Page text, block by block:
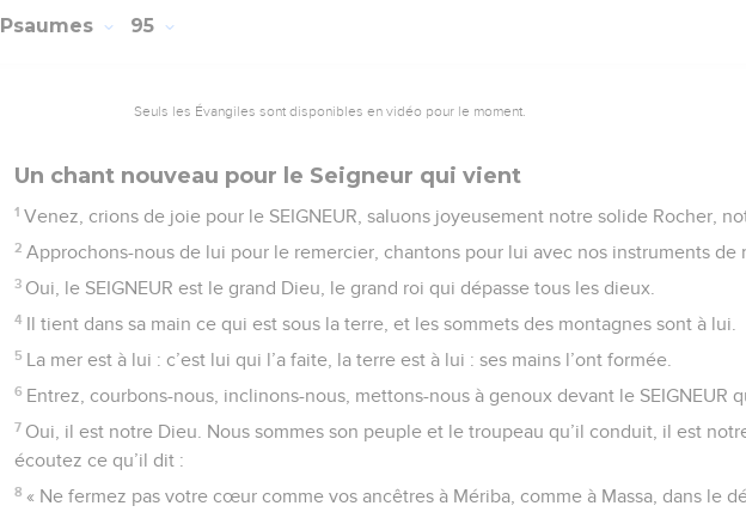
Psaumes 95
Seuls les Évangiles sont disponibles en vidéo pour le moment.
Un chant nouveau pour le Seigneur qui vient
1 Venez, crions de joie pour le SEIGNEUR, saluons joyeusement notre solide Rocher,
2 Approchons-nous de lui pour le remercier, chantons pour lui avec nos instruments de
3 Oui, le SEIGNEUR est le grand Dieu, le grand roi qui dépasse tous les dieux.
4 Il tient dans sa main ce qui est sous la terre, et les sommets des montagnes sont à lui.
5 La mer est à lui : c’est lui qui l’a faite, la terre est à lui : ses mains l’ont formée.
6 Entrez, courbons-nous, inclinons-nous, mettons-nous à genoux devant le SEIGNEUR
7 Oui, il est notre Dieu. Nous sommes son peuple et le troupeau qu’il conduit, il est
écoutez ce qu’il dit :
8 « Ne fermez pas votre cœur comme vos ancêtres à Mériba, comme à Massa, dans le